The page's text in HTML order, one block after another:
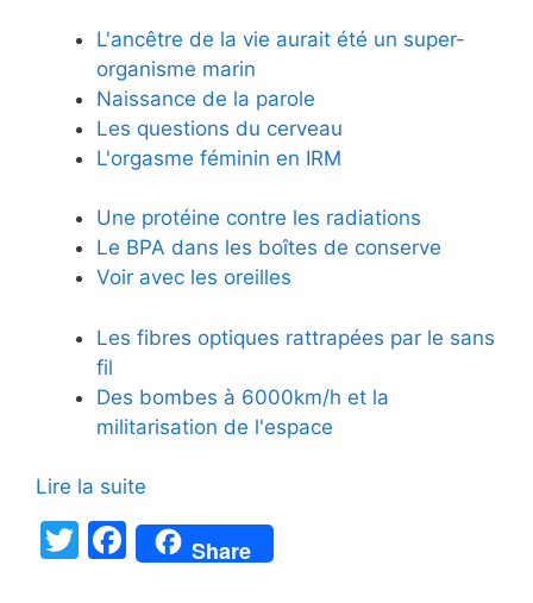
L'ancêtre de la vie aurait été un super-
organisme marin
Naissance de la parole
Les questions du cerveau
L'orgasme féminin en IRM
Une protéine contre les radiations
Le BPA dans les boîtes de conserve
Voir avec les oreilles
Les fibres optiques rattrapées par le sans
fil
Des bombes à 6000km/h et la
militarisation de l'espace
Lire la suite
T
F
a
Share